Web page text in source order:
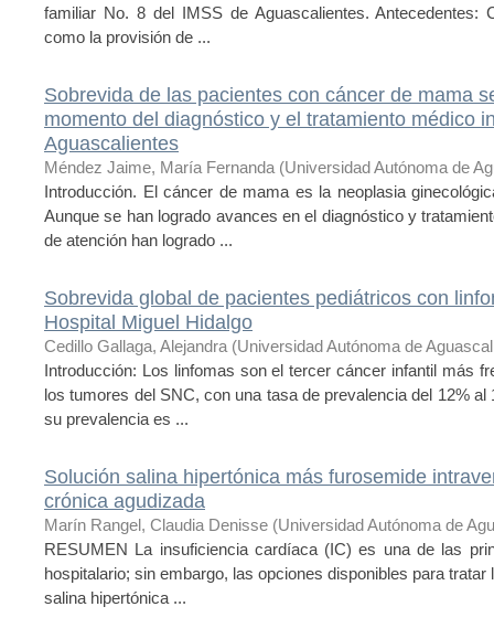
familiar No. 8 del IMSS de Aguascalientes. Antecedentes:
como la provisión de ...
Sobrevida de las pacientes con cáncer de mama
momento del diagnóstico y el tratamiento médico
Aguascalientes
Méndez Jaime, María Fernanda (Universidad Autónoma de
Introducción. El cáncer de mama es la neoplasia
Aunque se han logrado avances en el diagnóstico y
de atención han logrado ...
Sobrevida global de pacientes pediátricos con
Hospital Miguel Hidalgo
Cedillo Gallaga, Alejandra (Universidad Autónoma de
Introducción: Los linfomas son el tercer cáncer infantil más
los tumores del SNC, con una tasa de prevalencia del 12%
su prevalencia es ...
Solución salina hipertónica más furosemide
crónica agudizada
Marín Rangel, Claudia Denisse (Universidad Autónoma de
RESUMEN La insuficiencia cardíaca (IC) es una de las
hospitalario; sin embargo, las opciones disponibles para
salina hipertónica ...